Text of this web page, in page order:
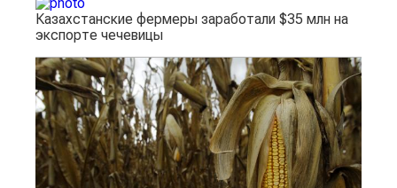
Казахстанские фермеры заработали $35 млн на
экспорте чечевицы